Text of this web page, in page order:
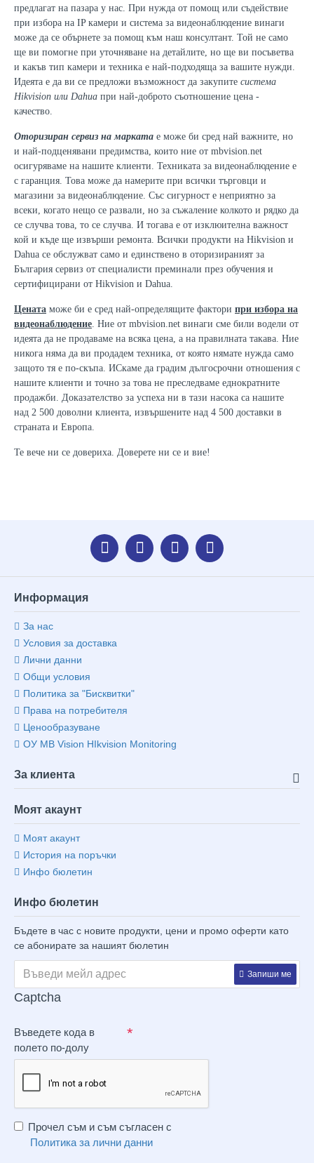
предлагат на пазара у нас. При нужда от помощ или съдействие
при избора на IP камери и система за видеонаблюдение винаги
може да се обърнете за помощ към наш консултант. Той не само
ще ви помогне при уточняване на детайлите, но ще ви посъветва
и какъв тип камери и техника е най-подходяща за вашите нужди.
Идеята е да ви се предложи възможност да закупите система
Hikvision или Dahua при най-доброто съотношение цена -
качество.
Оторизиран сервиз на марката е може би сред най важните, но
и най-подценявани предимства, които ние от mbvision.net
осигуряваме на нашите клиенти. Техниката за видеонаблюдение е
с гаранция. Това може да намерите при всички търговци и
магазини за видеонаблюдение. Със сигурност е неприятно за
всеки, когато нещо се развали, но за съжаление колкото и рядко да
се случва това, то се случва. И тогава е от изклюителна важност
кой и къде ще извърши ремонта. Всички продукти на Hikvision и
Dahua се обслужват само и единствено в оторизираният за
България сервиз от специалисти преминали през обучения и
сертифицирани от Hikvision и Dahua.
Цената може би е сред най-определящите фактори при избора на
видеонаблюдение. Ние от mbvision.net винаги сме били водели от
идеята да не продаваме на всяка цена, а на правилната такава. Ние
никога няма да ви продадем техника, от която нямате нужда само
защото тя е по-скъпа. ИСкаме да градим дългосрочни отношения с
нашите клиенти и точно за това не преследваме еднократните
продажби. Доказателство за успеха ни в тази насока са нашите
над 2 500 доволни клиента, извършените над 4 500 доставки в
страната и Европа.
Те вече ни се довериха. Доверете ни се и вие!
Информация
За нас
Условия за доставка
Лични данни
Общи условия
Политика за "Бисквитки"
Права на потребителя
Ценообразуване
ОУ MB Vision HIkvision Monitoring
За клиента
Моят акаунт
Моят акаунт
История на поръчки
Инфо бюлетин
Инфо бюлетин
Бъдете в час с новите продукти, цени и промо оферти като
се абонирате за нашият бюлетин
Запиши ме
Captcha
Въведете кода в
полето по-долу
Прочел съм и съм съгласен с
Политика за лични данни